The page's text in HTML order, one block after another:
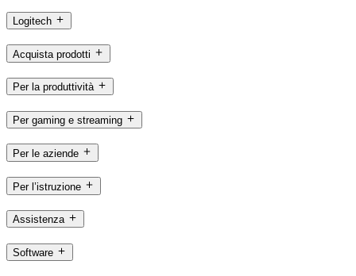
Logitech
Acquista prodotti
Per la produttività
Per gaming e streaming
Per le aziende
Per l’istruzione
Assistenza
Software